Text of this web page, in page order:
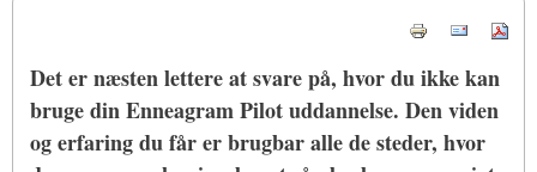
Det er næsten lettere at svare på, hvor du ikke kan
bruge din Enneagram Pilot uddannelse. Den viden
og erfaring du får er brugbar alle de steder, hvor